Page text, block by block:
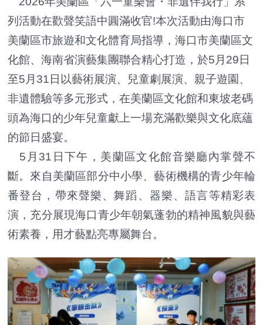
列活動在歡聲笑語中圓滿收官!本次活動由海口市
美蘭區市旅遊和文化體育局指導，海口市美蘭區文
化館、海南省演藝集團聯合精心打造，於5月29日
至5月31日以藝術展演、兒童劇展演、親子遊園、
非遺體驗等多元形式，在美蘭區文化館和東坡老碼
頭為海口的少年兒童獻上一場充滿歡樂與文化底蘊
的節日盛宴。
5月31日下午，美蘭區文化館音樂廳內掌聲不
斷。來自美蘭區部分中小學、藝術機構的青少年輪
番登台，帶來聲樂、舞蹈、器樂、語言等精彩表
演，充分展現海口青少年朝氣蓬勃的精神風貌與藝
術素養，用才藝點亮專屬舞台。